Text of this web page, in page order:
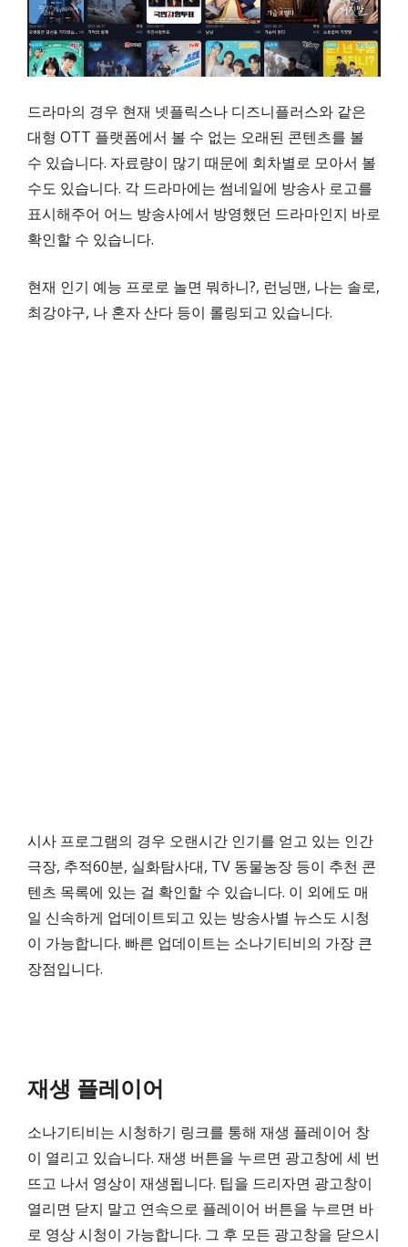
드라마의 경우 현재 넷플릭스나 디즈니플러스와 같은
대형 OTT 플랫폼에서 볼 수 없는 오래된 콘텐츠를 볼
수 있습니다. 자료량이 많기 때문에 회차별로 모아서 볼
수도 있습니다. 각 드라마에는 썸네일에 방송사 로고를
표시해주어 어느 방송사에서 방영했던 드라마인지 바로
확인할 수 있습니다.
현재 인기 예능 프로로 놀면 뭐하니?, 런닝맨, 나는 솔로,
최강야구, 나 혼자 산다 등이 롤링되고 있습니다.
시사 프로그램의 경우 오랜시간 인기를 얻고 있는 인간
극장, 추적60분, 실화탐사대, TV 동물농장 등이 추천 콘
텐츠 목록에 있는 걸 확인할 수 있습니다. 이 외에도 매
일 신속하게 업데이트되고 있는 방송사별 뉴스도 시청
이 가능합니다. 빠른 업데이트는 소나기티비의 가장 큰
장점입니다.
재생 플레이어
소나기티비는 시청하기 링크를 통해 재생 플레이어 창
이 열리고 있습니다. 재생 버튼을 누르면 광고창에 세 번
뜨고 나서 영상이 재생됩니다. 팁을 드리자면 광고창이
열리면 닫지 말고 연속으로 플레이어 버튼을 누르면 바
로 영상 시청이 가능합니다. 그 후 모든 광고창을 닫으시